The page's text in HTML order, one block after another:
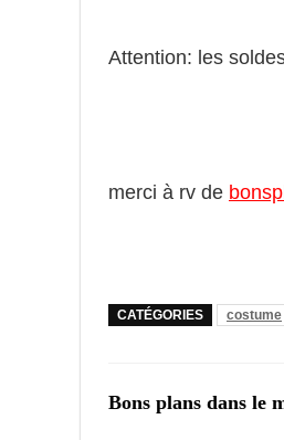
Attention: les
merci à rv de
CATÉGORIES costume
Bons plans dans le